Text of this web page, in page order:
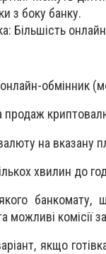
з боку банку.
Більшість
обмінник
на вказану
хвилин до
банкомату,
можливі комісії
якщо